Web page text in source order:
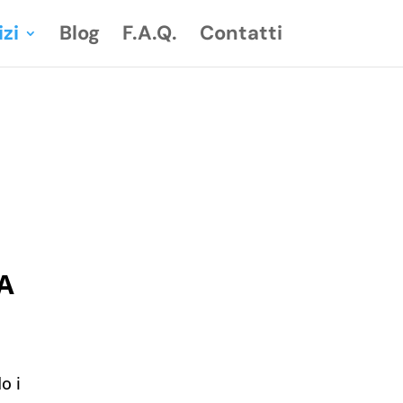
Blog F.A.Q. Contatti
i